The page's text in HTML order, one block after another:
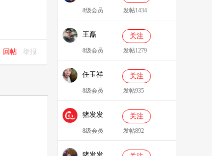
回帖 举报
章县李明广
8级会员 发帖1434
王磊 关注
8级会员 发帖1279
任玉祥 关注
8级会员 发帖935
猪发发
638829
关注
8级会员 发帖892